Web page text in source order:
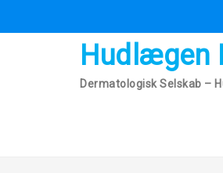
Hudlægen
Dermatologisk Selskab –